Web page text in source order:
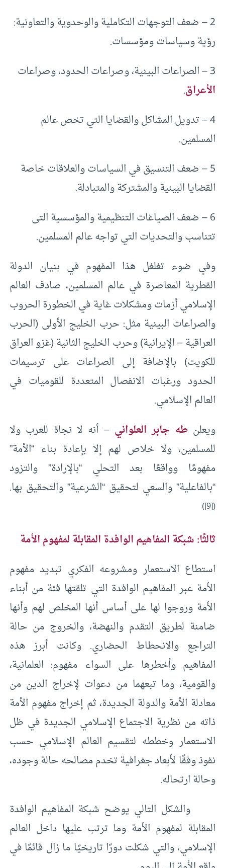
2 – ضعف التوجهات التكاملية والوحدوية والتعاونية:
رؤية وسياسات ومؤسسات.
3 – الصراعات البينية، وصراعات الحدود، وصراعات
الأعراق.
4 – تدويل المشاكل والقضايا التي تخص عالم
المسلمين.
5 – ضعف التنسيق في السياسات والعلاقات خاصة
القضايا البينية والمشتركة والمتبادلة.
6 – ضعف الصياغات التنظيمية والمؤسسية التى
تتناسب والتحديات التي تواجه عالم المسلمين.
وفي ضوء تغلغل هذا المفهوم في بنيان الدولة
القطرية المعاصرة في عالم المسلمين، صادف العالم
الإسلامي أزمات ومشكلات غاية في الخطورة الحروب
والصراعات البينية مثل: حرب الخليج الأولى (الحرب
العراقية – الإيرانية) وحرب الخليج الثانية (غزو العراق
للكويت) بالإضافة إلى الصراعات على ترسيمات
الحدود ورغبات الانفصال المتعددة للقوميات في
العالم الإسلامي.
ويعلنطه جابر العلواني – أنه لا نجاة للعرب ولا
للمسلمين، ولا خلاص لهم إلا بإعادة بناء “الأمة”
مفهومًا وواقعًا بعد التحلي “بالإرادة” والتزود
“بالفاعلية” والسعي لتحقيق “الشرعية” والتحقيق بها.
(
[9]
)
ثالثًا: شبكة المفاهيم الوافدة المقابلة لمفهوم الأمة
استطاع الاستعمار ومشروعه الفكري تبديد مفهوم
الأمة عبر المفاهيم الوافدة التي تلقتها فئة من أبناء
الأمة وروجوا لها على أساس أنها المخلص لهم وأنها
ضامنة لطريق التقدم والنهضة، والخروج من حالة
التراجع والانحطاط الحضاري. وكانت أبرز هذه
المفاهيم وأخطرها على السواء مفهوم: العلمانية،
والقومية، وما تبعهما من دعوات لإخراج الدين من
معادلة الأمة والدولة الجديدة، ثم إخراج مفهوم الأمة
ذاته من نظرية الاجتماع الإسلامي الجديدة في ظل
الاستعمار وخططه لتقسيم العالم الإسلامي حسب
نفوذ وفقًا لأبعاد جغرافية تخدم مصالحه حالة وجوده،
وحالة ارتحاله.
والشكل التالي يوضح شبكة المفاهيم الوافدة
المقابلة لمفهوم الأمة وما ترتب عليها داخل العالم
الإسلامي، والتي شكلت دورًا تاريخيًا ما زال قائمًا في